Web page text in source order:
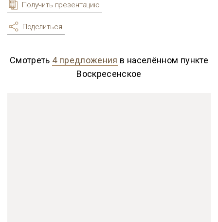
Получить презентацию
Поделиться
Смотреть 4 предложения в населённом пункте
Воскресенское